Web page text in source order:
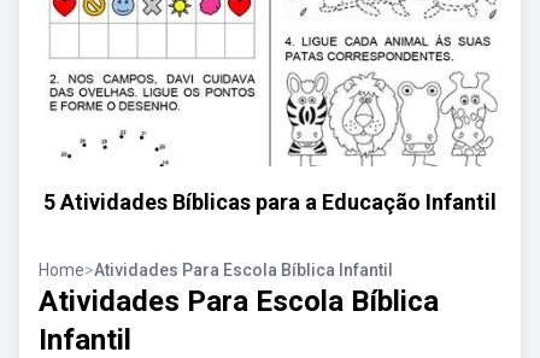
5 Atividades Bíblicas para a Educação Infantil
Home>Atividades Para Escola Bíblica Infantil
Atividades Para Escola Bíblica
Infantil